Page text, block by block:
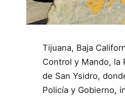
Tijuana, Baja
Control y Mando, la
de San Ysidro,
Policía y Gobierno,